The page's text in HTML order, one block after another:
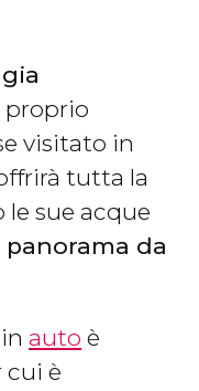
proprio
visitato in
tutta la
sue acque
panorama da
auto è
cui è